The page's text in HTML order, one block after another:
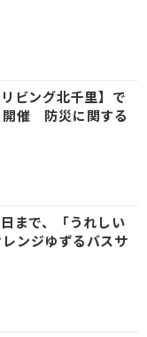
ビング北千里】で
開催 防災に関する
で、「うれしい
ンジゆずるバスサ